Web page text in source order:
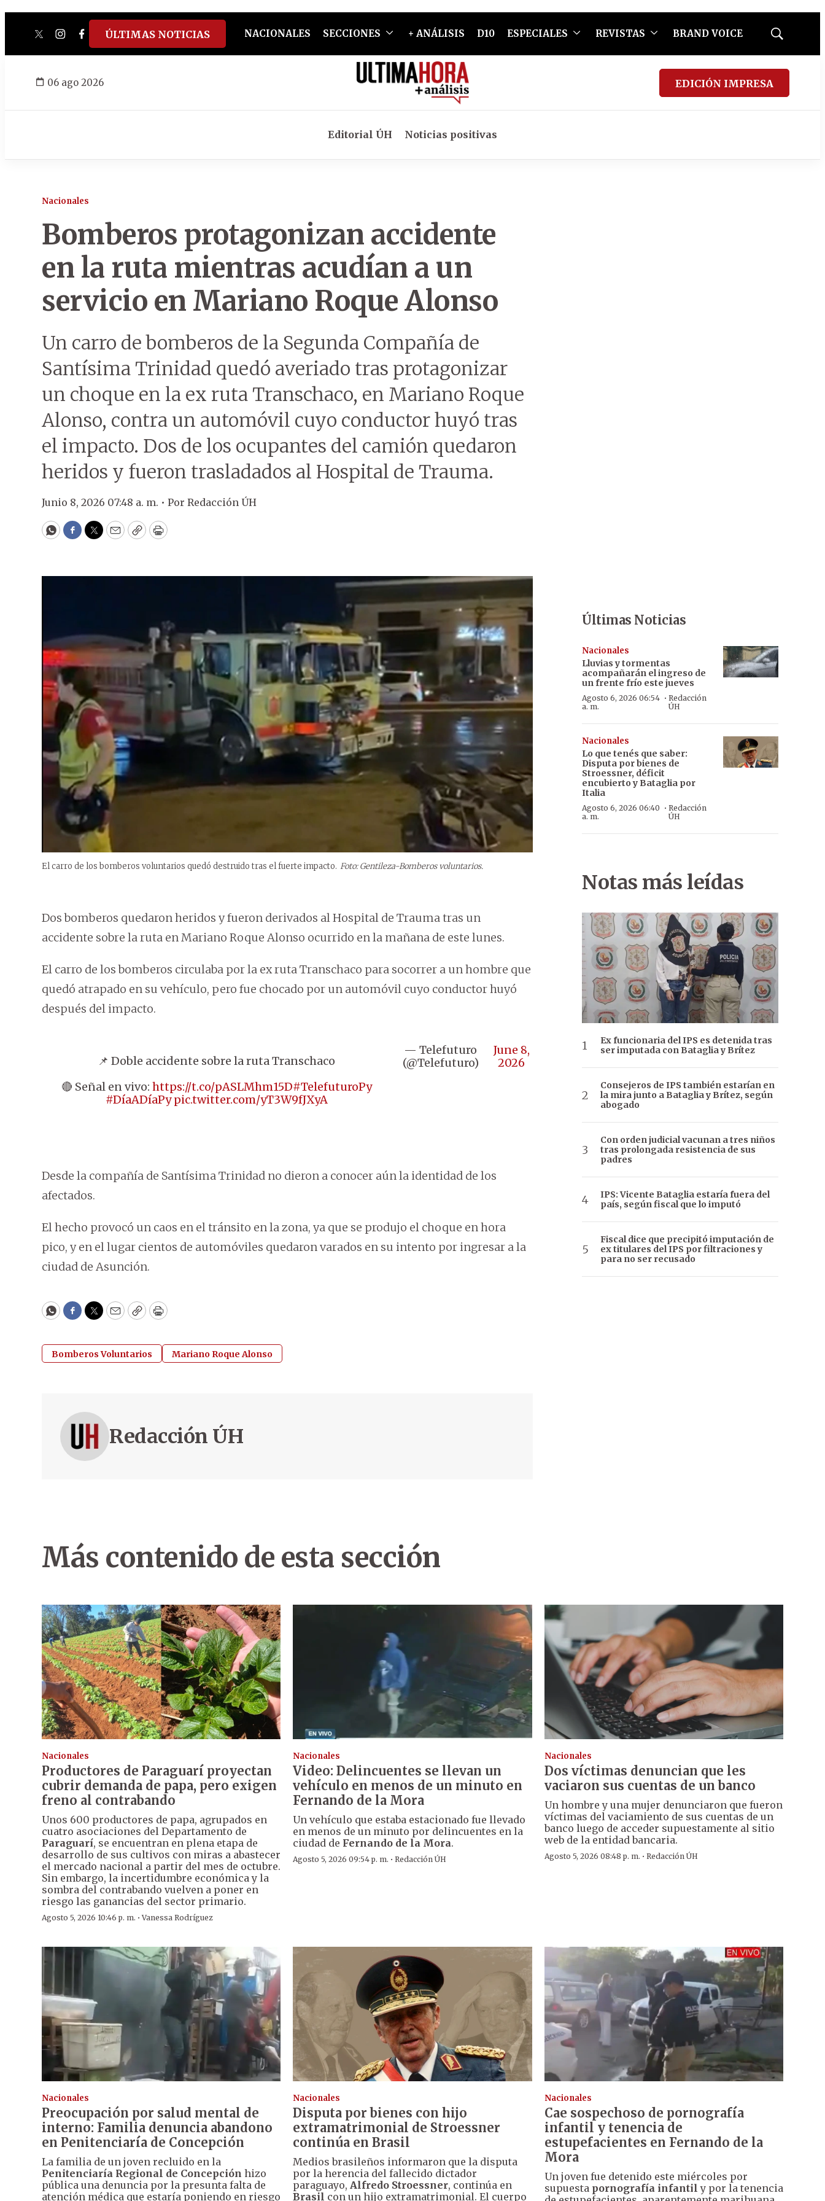
twitterinstagram
facebook
tiktokyoutube
spotify
ÚLTIMAS NOTICIAS NACIONALES SECCIONES + ANÁLISIS D10 ESPECIALES REVISTAS BRAND VOICE
Mostrar
06 ago 2026 EDICIÓN IMPRESA
Editorial ÚH Noticias positivas
Nacionales
Bomberos protagonizan accidente
en la ruta mientras acudían a un
servicio en Mariano Roque Alonso
Un carro de bomberos de la Segunda Compañía de
Santísima Trinidad quedó averiado tras protagonizar
un choque en la ex ruta Transchaco, en Mariano Roque
Alonso, contra un automóvil cuyo conductor huyó tras
el impacto. Dos de los ocupantes del camión quedaron
heridos y fueron trasladados al Hospital de Trauma.
Junio 8, 2026 07:48 a. m. • Por Redacción ÚH
WhatsApp
Facebook
Twitter
EmailCopyPrint
El carro de los bomberos voluntarios quedó destruido tras el fuerte impacto. Foto: Gentileza-Bomberos voluntarios.
Dos bomberos quedaron heridos y fueron derivados al Hospital de Trauma tras un
accidente sobre la ruta en Mariano Roque Alonso ocurrido en la mañana de este lunes.
El carro de los bomberos circulaba por la ex ruta Transchaco para socorrer a un hombre que
quedó atrapado en su vehículo, pero fue chocado por un automóvil cuyo conductor huyó
después del impacto.
📌 Doble accidente sobre la ruta Transchaco
🔴 Señal en vivo: https://t.co/pASLMhm15D#TelefuturoPy
#DíaADíaPy pic.twitter.com/yT3W9fJXyA
— Telefuturo
(@Telefuturo)
June 8,
2026
Desde la compañía de Santísima Trinidad no dieron a conocer aún la identidad de los
afectados.
El hecho provocó un caos en el tránsito en la zona, ya que se produjo el choque en hora
pico, y en el lugar cientos de automóviles quedaron varados en su intento por ingresar a la
ciudad de Asunción.
WhatsApp
Facebook
Twitter
EmailCopyPrint
Bomberos Voluntarios Mariano Roque Alonso
Redacción ÚH
Últimas Noticias
Nacionales
Lluvias y tormentas
acompañarán el ingreso de
un frente frío este jueves
Agosto 6, 2026 06:54
a. m.
· Redacción
ÚH
Nacionales
Lo que tenés que saber:
Disputa por bienes de
Stroessner, déficit
encubierto y Bataglia por
Italia
Agosto 6, 2026 06:40
a. m.
· Redacción
ÚH
Notas más leídas
Ex funcionaria del IPS es detenida tras
ser imputada con Bataglia y Brítez
Consejeros de IPS también estarían en
la mira junto a Bataglia y Brítez, según
abogado
Con orden judicial vacunan a tres niños
tras prolongada resistencia de sus
padres
IPS: Vicente Bataglia estaría fuera del
país, según fiscal que lo imputó
Fiscal dice que precipitó imputación de
ex titulares del IPS por filtraciones y
para no ser recusado
Más contenido de esta sección
Nacionales
Productores de Paraguarí proyectan
cubrir demanda de papa, pero exigen
freno al contrabando
Unos 600 productores de papa, agrupados en
cuatro asociaciones del Departamento de
Paraguarí, se encuentran en plena etapa de
desarrollo de sus cultivos con miras a abastecer
el mercado nacional a partir del mes de octubre.
Sin embargo, la incertidumbre económica y la
sombra del contrabando vuelven a poner en
riesgo las ganancias del sector primario.
Agosto 5, 2026 10:46 p. m. ·Vanessa Rodríguez
Nacionales
Video: Delincuentes se llevan un
vehículo en menos de un minuto en
Fernando de la Mora
Un vehículo que estaba estacionado fue llevado
en menos de un minuto por delincuentes en la
ciudad de Fernando de la Mora.
Agosto 5, 2026 09:54 p. m. ·Redacción ÚH
Nacionales
Dos víctimas denuncian que les
vaciaron sus cuentas de un banco
Un hombre y una mujer denunciaron que fueron
víctimas del vaciamiento de sus cuentas de un
banco luego de acceder supuestamente al sitio
web de la entidad bancaria.
Agosto 5, 2026 08:48 p. m. · Redacción ÚH
Nacionales
Preocupación por salud mental de
interno: Familia denuncia abandono
en Penitenciaría de Concepción
La familia de un joven recluido en la
Penitenciaría Regional de Concepción hizo
pública una denuncia por la presunta falta de
atención médica que estaría poniendo en riesgo
Nacionales
Disputa por bienes con hijo
extramatrimonial de Stroessner
continúa en Brasil
Medios brasileños informaron que la disputa
por la herencia del fallecido dictador
paraguayo, Alfredo Stroessner, continúa en
Brasil con un hijo extramatrimonial. El cuerpo
Nacionales
Cae sospechoso de pornografía
infantil y tenencia de
estupefacientes en Fernando de la
Mora
Un joven fue detenido este miércoles por
supuesta pornografía infantil y por la tenencia